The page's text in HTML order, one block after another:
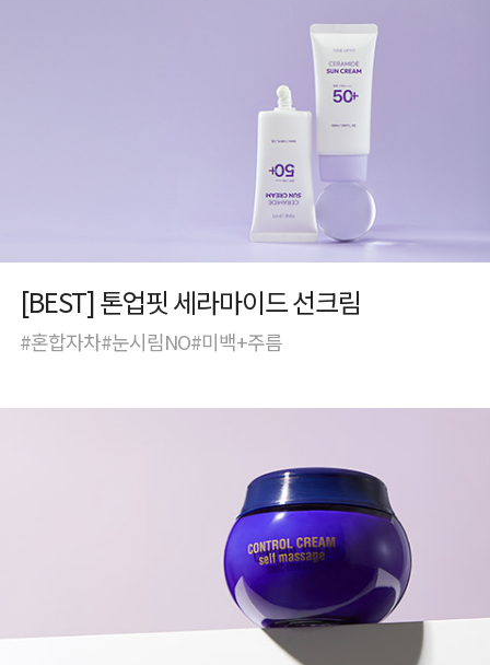
[BEST] 톤업핏 세라마이드 선크림
#혼합자차#눈시림NO#미백+주름